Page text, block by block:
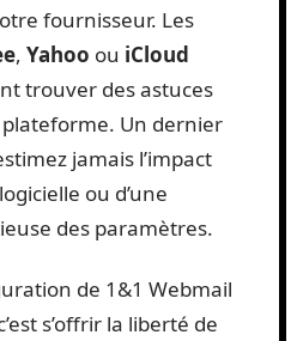
fournisseur. Les
, Yahoo ou iCloud
trouver des astuces
Un dernier
jamais l’impact
ou d’une
des paramètres.
de 1&1 Webmail
s’offrir la liberté de